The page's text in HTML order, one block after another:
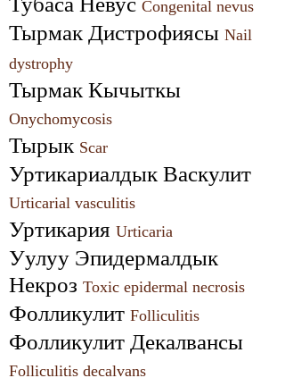
Congenital nevus
Тырмак Дистрофиясы Nail
dystrophy
Onychomycosis
Тырык Scar
Urticarial vasculitis
Уртикария Urticaria
Уулуу Эпидермалдык
Некроз Toxic epidermal necrosis
Фолликулит Folliculitis
Folliculitis decalvans